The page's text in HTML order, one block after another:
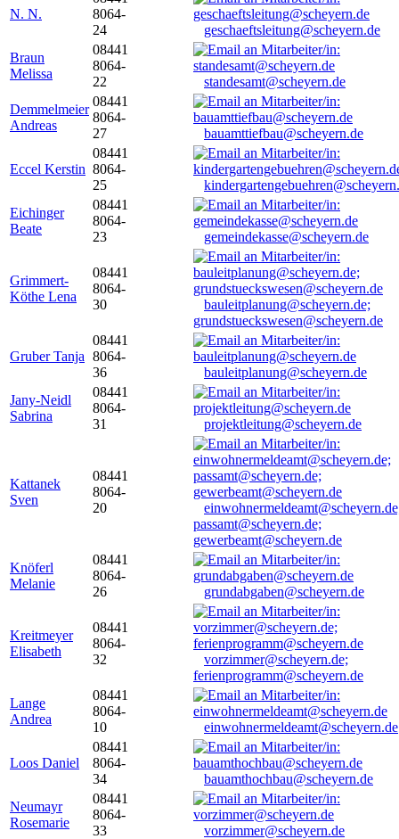
N. N.
8064-
24
geschaeftsleitung@scheyern.de
Braun
Melissa
08441
8064-
22
standesamt@scheyern.de
Demmelmeier
Andreas
08441
8064-
27
bauamttiefbau@scheyern.de
Eccel Kerstin
08441
8064-
25
Eichinger
Beate
08441
8064-
23
gemeindekasse@scheyern.de
Grimmert-
Köthe Lena
08441
8064-
30
bauleitplanung@scheyern.de;
grundstueckswesen@scheyern.de
Gruber Tanja
08441
8064-
36
bauleitplanung@scheyern.de
Jany-Neidl
Sabrina
08441
8064-
31
projektleitung@scheyern.de
Kattanek
Sven
08441
8064-
20
passamt@scheyern.de;
gewerbeamt@scheyern.de
Knöferl
Melanie
08441
8064-
26
grundabgaben@scheyern.de
Kreitmeyer
Elisabeth
08441
8064-
32
vorzimmer@scheyern.de;
ferienprogramm@scheyern.de
Lange
Andrea
08441
8064-
10
einwohnermeldeamt@scheyern.de
Loos Daniel
08441
8064-
34
bauamthochbau@scheyern.de
Neumayr
Rosemarie
08441
8064-
33
vorzimmer@scheyern.de